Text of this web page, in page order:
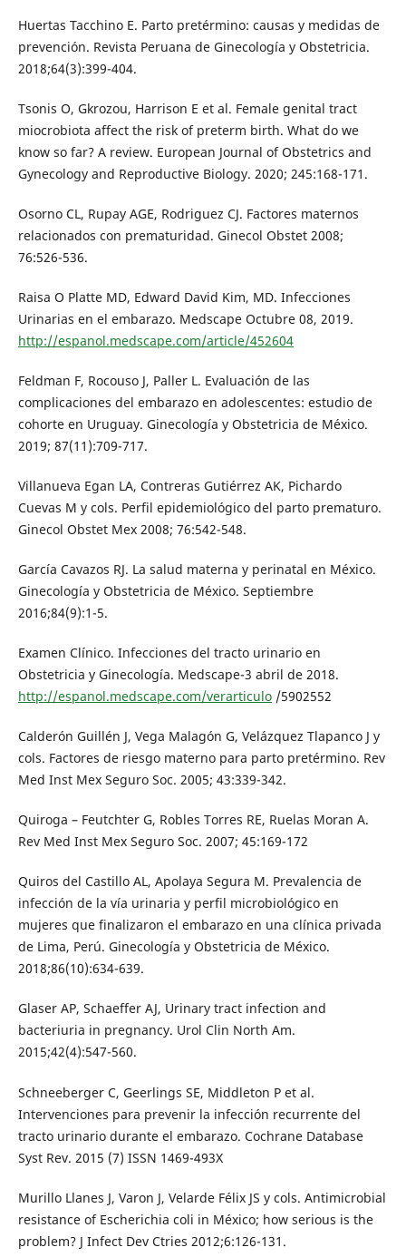
Huertas Tacchino E. Parto pretérmino: causas y medidas de
prevención. Revista Peruana de Ginecología y Obstetricia.
2018;64(3):399-404.
Tsonis O, Gkrozou, Harrison E et al. Female genital tract
miocrobiota affect the risk of preterm birth. What do we
know so far? A review. European Journal of Obstetrics and
Gynecology and Reproductive Biology. 2020; 245:168-171.
Osorno CL, Rupay AGE, Rodriguez CJ. Factores maternos
relacionados con prematuridad. Ginecol Obstet 2008;
76:526-536.
Raisa O Platte MD, Edward David Kim, MD. Infecciones
Urinarias en el embarazo. Medscape Octubre 08, 2019.
http://espanol.medscape.com/article/452604
Feldman F, Rocouso J, Paller L. Evaluación de las
complicaciones del embarazo en adolescentes: estudio de
cohorte en Uruguay. Ginecología y Obstetricia de México.
2019; 87(11):709-717.
Villanueva Egan LA, Contreras Gutiérrez AK, Pichardo
Cuevas M y cols. Perfil epidemiológico del parto prematuro.
Ginecol Obstet Mex 2008; 76:542-548.
García Cavazos RJ. La salud materna y perinatal en México.
Ginecología y Obstetricia de México. Septiembre
2016;84(9):1-5.
Examen Clínico. Infecciones del tracto urinario en
Obstetricia y Ginecología. Medscape-3 abril de 2018.
http://espanol.medscape.com/verarticulo/5902552
Calderón Guillén J, Vega Malagón G, Velázquez Tlapanco J y
cols. Factores de riesgo materno para parto pretérmino. Rev
Med Inst Mex Seguro Soc. 2005; 43:339-342.
Quiroga – Feutchter G, Robles Torres RE, Ruelas Moran A.
Rev Med Inst Mex Seguro Soc. 2007; 45:169-172
Quiros del Castillo AL, Apolaya Segura M. Prevalencia de
infección de la vía urinaria y perfil microbiológico en
mujeres que finalizaron el embarazo en una clínica privada
de Lima, Perú. Ginecología y Obstetricia de México.
2018;86(10):634-639.
Glaser AP, Schaeffer AJ, Urinary tract infection and
bacteriuria in pregnancy. Urol Clin North Am.
2015;42(4):547-560.
Schneeberger C, Geerlings SE, Middleton P et al.
Intervenciones para prevenir la infección recurrente del
tracto urinario durante el embarazo. Cochrane Database
Syst Rev. 2015 (7) ISSN 1469-493X
Murillo Llanes J, Varon J, Velarde Félix JS y cols. Antimicrobial
resistance of Escherichia coli in México; how serious is the
problem? J Infect Dev Ctries 2012;6:126-131.